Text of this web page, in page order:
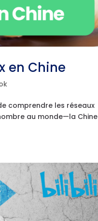
en Chine
comprendre les réseaux
au monde—la Chine